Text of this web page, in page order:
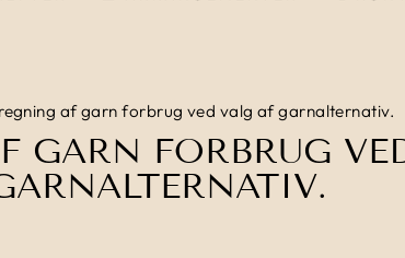
af garn forbrug ved valg af garnalternativ.
GARN FORBRUG